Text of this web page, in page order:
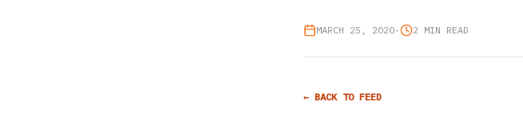
MARCH 25, 2020• 2 MIN READ
← BACK TO FEED